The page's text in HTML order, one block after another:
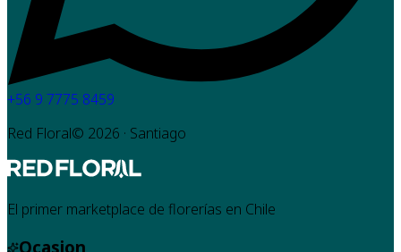
+56 9 7775 8459
Red Floral© 2026 · Santiago
El primer marketplace de florerías en Chile
Ocasion